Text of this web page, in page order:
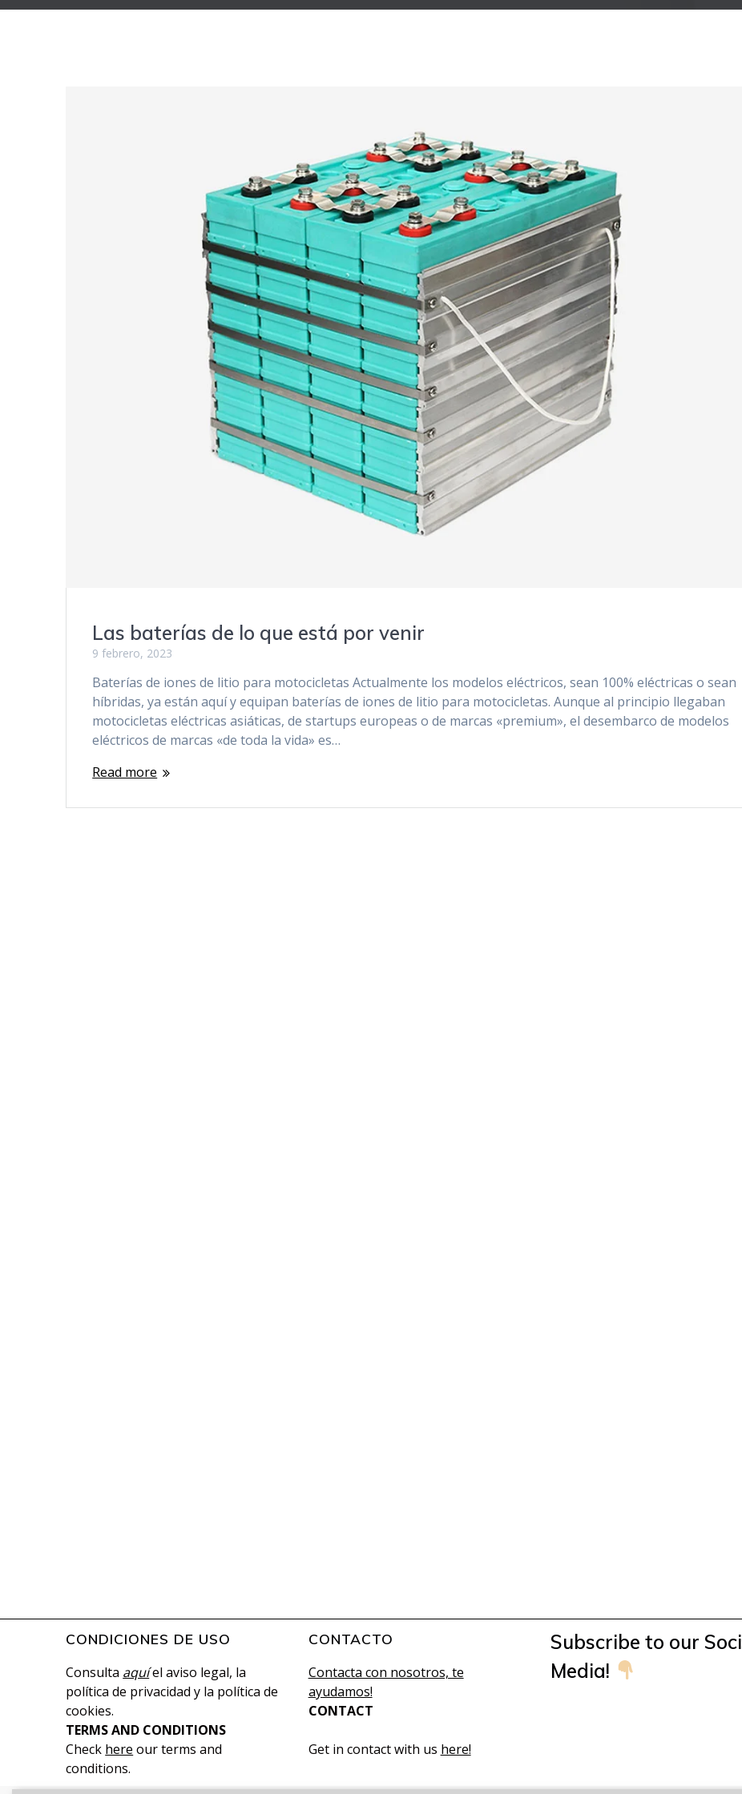
Las baterías de lo que está por venir
9 febrero, 2023
Baterías de iones de litio para motocicletas Actualmente los modelos eléctricos, sean 100% eléctricas o sean
híbridas, ya están aquí y equipan baterías de iones de litio para motocicletas. Aunque al principio llegaban
motocicletas eléctricas asiáticas, de startups europeas o de marcas «premium», el desembarco de modelos
eléctricos de marcas «de toda la vida» es…
Read more
CONDICIONES DE USO
Consulta aquíel aviso legal, la
política de privacidad y la política de
cookies.
TERMS AND CONDITIONS
Check here our terms and
conditions.
CONTACTO
Contacta con nosotros, te
ayudamos!
CONTACT
Get in contact with us here!
Subscribe to our
Media!